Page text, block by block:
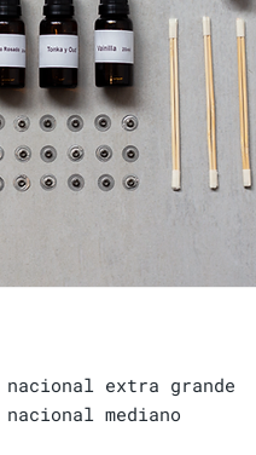
extra grande
mediano